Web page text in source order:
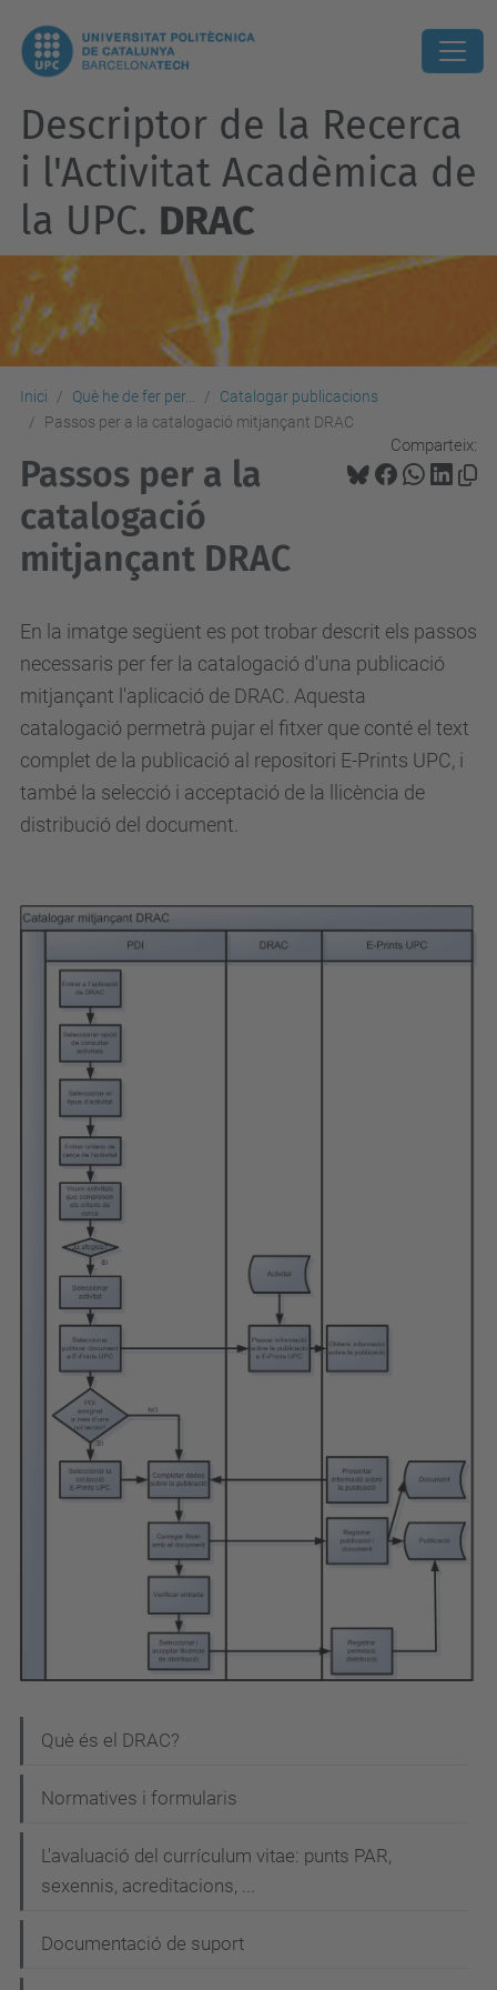
Descriptor de la Recerca
i l'Activitat Acadèmica de
la UPC. DRAC
Inici Què he de fer per...
Catalogar publicacions
Passos per a la catalogació mitjançant DRAC
Comparteix:
Passos per a la
catalogació
mitjançant DRAC
En la imatge següent es pot trobar descrit els passos
necessaris per fer la catalogació d'una publicació
mitjançant l'aplicació de DRAC. Aquesta
catalogació permetrà pujar el fitxer que conté el text
complet de la publicació al repositori E-Prints UPC, i
també la selecció i acceptació de la llicència de
distribució del document.
a
v
a
c
Què és el DRAC?
Normatives i formularis
L'avaluació del currículum vitae: punts PAR,
sexennis, acreditacions, ...
Documentació de suport